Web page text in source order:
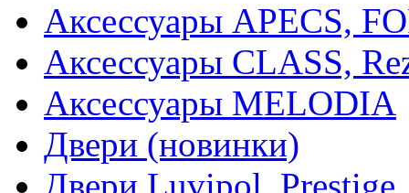
Аксессуары APECS,
Аксессуары CLASS,
Аксессуары MELODIA
Двери (новинки)